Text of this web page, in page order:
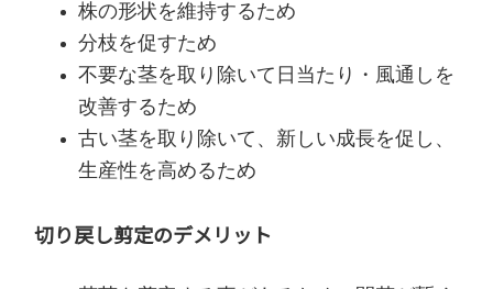
株の形状を維持するため
分枝を促すため
不要な茎を取り除いて日当たり・風通しを
改善するため
古い茎を取り除いて、新しい成長を促し、
生産性を高めるため
切り戻し剪定のデメリット